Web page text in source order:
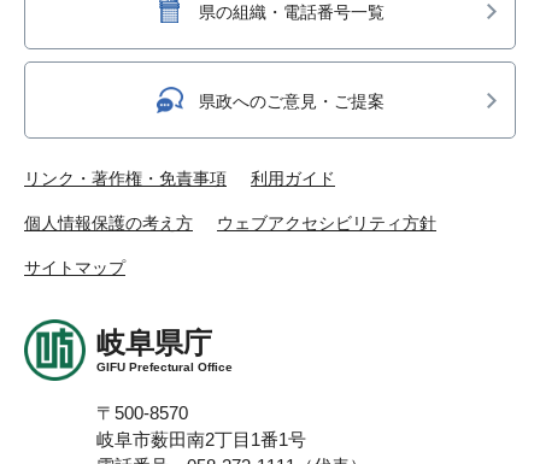
県の組織・電話番号一覧
県政へのご意見・ご提案
リンク・著作権・免責事項 利用ガイド
個人情報保護の考え方 ウェブアクセシビリティ方針
サイトマップ
岐阜県庁
GIFU Prefectural Office
〒500-8570
岐阜市薮田南2丁目1番1号